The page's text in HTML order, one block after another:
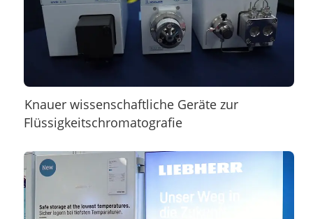
Knauer wissenschaftliche Geräte zur
Flüssigkeitschromatografie